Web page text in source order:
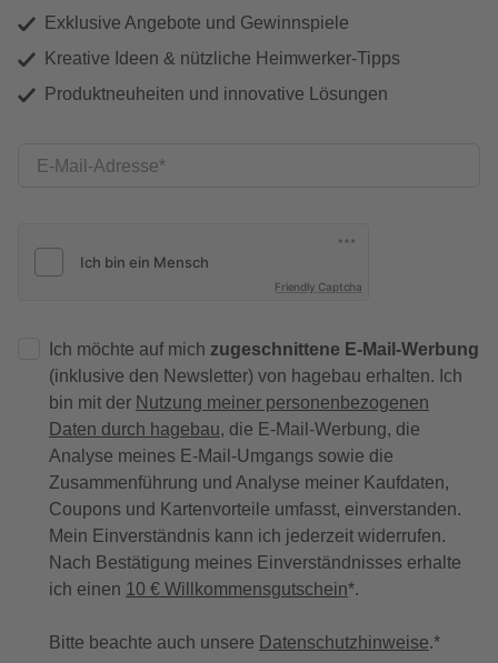
Exklusive Angebote und Gewinnspiele
Kreative Ideen & nützliche Heimwerker-Tipps
Produktneuheiten und innovative Lösungen
E-Mail-Adresse
Friendly Captcha
Ich möchte auf mich zugeschnittene E-Mail-Werbung
(inklusive den Newsletter) von hagebau erhalten. Ich
bin mit der Nutzung meiner personenbezogenen
Daten durch hagebau, die E-Mail-Werbung, die
Analyse meines E-Mail-Umgangs sowie die
Zusammenführung und Analyse meiner Kaufdaten,
Coupons und Kartenvorteile umfasst, einverstanden.
Mein Einverständnis kann ich jederzeit widerrufen.
Nach Bestätigung meines Einverständnisses erhalte
ich einen 10 € Willkommensgutschein*.
Bitte beachte auch unsere Datenschutzhinweise.